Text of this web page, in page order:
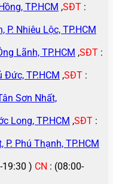
TP.HCM ,SĐT :
P. Nhiêu Lộc, TP.HCM
Lãnh, TP.HCM ,SĐT :
Đức, TP.HCM ,SĐT :
Sơn Nhất,
Long, TP.HCM ,SĐT :
Phú Thạnh, TP.HCM
19:30 ) CN : (08:00-